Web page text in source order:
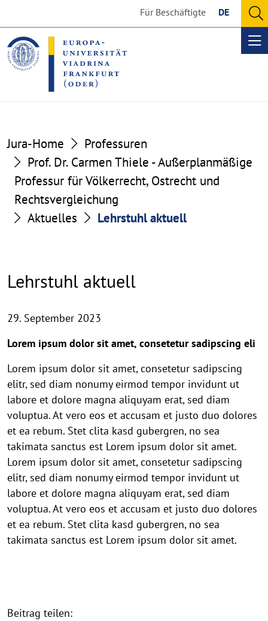
the
content
section
the
footer
section
Für Beschäftigte DE
Jura-Home
Professuren
Prof. Dr. Carmen Thiele - Außerplanmäßige
Professur für Völkerrecht, Ostrecht und
Rechtsvergleichung
Aktuelles
Lehrstuhl aktuell
Lehrstuhl aktuell
29. September 2023
Lorem ipsum dolor sit amet, consetetur sadipscing eli
Lorem ipsum dolor sit amet, consetetur sadipscing
elitr, sed diam nonumy eirmod tempor invidunt ut
labore et dolore magna aliquyam erat, sed diam
voluptua. At vero eos et accusam et justo duo dolores
et ea rebum. Stet clita kasd gubergren, no sea
takimata sanctus est Lorem ipsum dolor sit amet.
Lorem ipsum dolor sit amet, consetetur sadipscing
elitr, sed diam nonumy eirmod tempor invidunt ut
labore et dolore magna aliquyam erat, sed diam
voluptua. At vero eos et accusam et justo duo dolores
et ea rebum. Stet clita kasd gubergren, no sea
takimata sanctus est Lorem ipsum dolor sit amet.
Beitrag teilen: